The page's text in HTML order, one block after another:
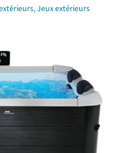
POUR UNE
FACILE : Le
et une
pour un
rapide. Cet
de fitness en
tout ce dont
pour profiter
tes séances de
MATÉRIAUX
AUX
,Jeux extérieurs